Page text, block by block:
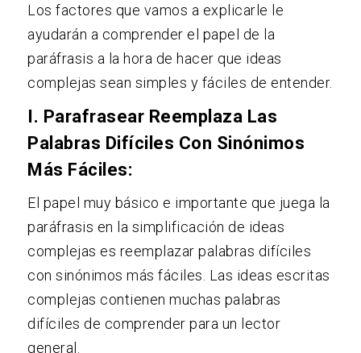
Los factores que vamos a explicarle le
ayudarán a comprender el papel de la
paráfrasis a la hora de hacer que ideas
complejas sean simples y fáciles de entender.
I. Parafrasear Reemplaza Las
Palabras Difíciles Con Sinónimos
Más Fáciles:
El papel muy básico e importante que juega la
paráfrasis en la simplificación de ideas
complejas es reemplazar palabras difíciles
con sinónimos más fáciles. Las ideas escritas
complejas contienen muchas palabras
difíciles de comprender para un lector
general.